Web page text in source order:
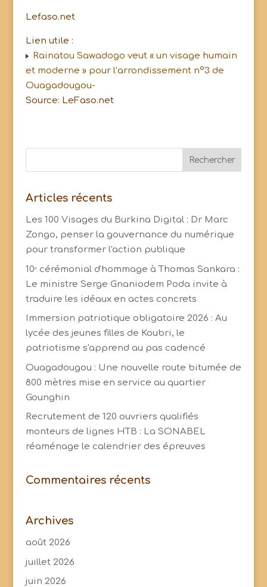
Lefaso.net
Lien utile :
Rainatou Sawadogo veut « un visage humain
et moderne » pour l’arrondissement n°3 de
Ouagadougou-
Source: LeFaso.net
Articles récents
Les 100 Visages du Burkina Digital : Dr Marc
Zongo, penser la gouvernance du numérique
pour transformer l'action publique
10ᵉ cérémonial d'hommage à Thomas Sankara :
Le ministre Serge Gnaniodem Poda invite à
traduire les idéaux en actes concrets
Immersion patriotique obligatoire 2026 : Au
lycée des jeunes filles de Koubri, le
patriotisme s'apprend au pas cadencé
Ouagadougou : Une nouvelle route bitumée de
800 mètres mise en service au quartier
Gounghin
Recrutement de 120 ouvriers qualifiés
monteurs de lignes HTB : La SONABEL
réaménage le calendrier des épreuves
Commentaires récents
Archives
août 2026
juillet 2026
juin 2026